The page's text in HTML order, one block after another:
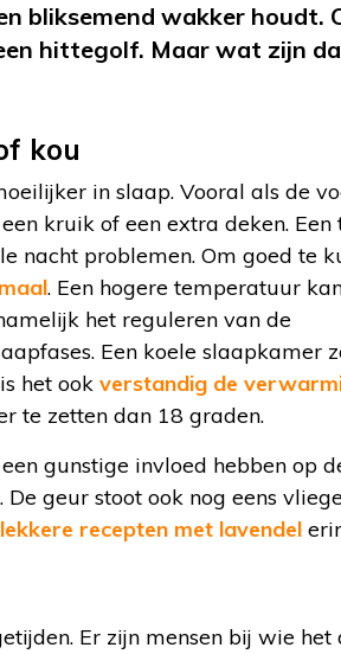
bliksemend wakker houdt.
hittegolf. Maar wat zijn
kou
in slaap. Vooral als de
kruik of een extra deken.
nacht problemen. Om goed te
. Een hogere temperatuur
het reguleren van de
Een koele slaapkamer
het ook verstandig de
te zetten dan 18 graden.
gunstige invloed hebben op
geur stoot ook nog eens
recepten met lavendel
Er zijn mensen bij wie het